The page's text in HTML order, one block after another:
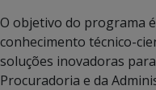
O objetivo do programa
conhecimento técnico-
soluções inovadoras
Procuradoria e da